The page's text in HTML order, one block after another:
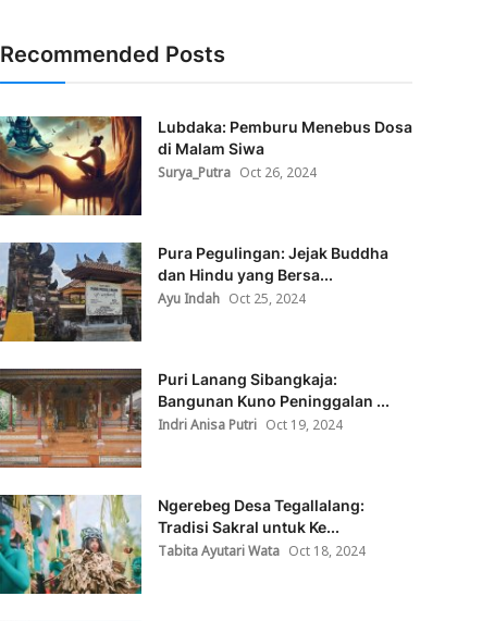
Recommended Posts
Lubdaka: Pemburu Menebus Dosa
di Malam Siwa
Surya_Putra Oct 26, 2024
Pura Pegulingan: Jejak Buddha
dan Hindu yang Bersa...
Ayu Indah Oct 25, 2024
Puri Lanang Sibangkaja:
Bangunan Kuno Peninggalan ...
Indri Anisa Putri Oct 19, 2024
Ngerebeg Desa Tegallalang:
Tradisi Sakral untuk Ke...
Tabita Ayutari Wata Oct 18, 2024